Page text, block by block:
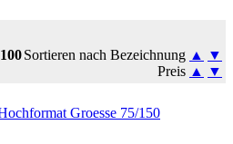
100Sortieren nach Bezeichnung ▲
▼
Preis ▲ ▼